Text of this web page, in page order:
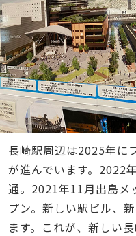
長崎駅周辺は2025年に
が進んでいます。2022
通。2021年11月出島メ
プン。新しい駅ビル、
ます。これが、新しい